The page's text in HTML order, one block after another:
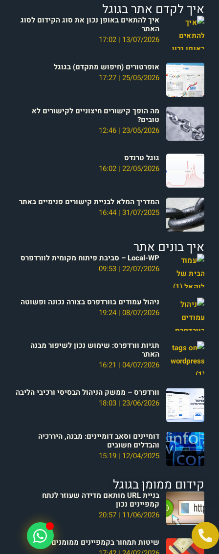
איך לקדם אתר בגוגל
איך להתאים באופן נכון את סוג הקידום לסוג
האתר
13/07/2026
אופרטורים (חיפוש מתקדם) בגוגל
25/05/2026
מה הופך קישורים חיצוניים לקישורים לא
טובים?
23/05/2026
גוגל טרנדס
22/05/2026
המדריך המלא לבניית קישורים פנימיים באתר
31/07/2025
איך בונים אתר
Local-WP – סביבת פיתוח מקומית לוורדפרס
22/07/2026
ניהול עמודים בוורדפרס בצורה נכונה ופשוטה
08/07/2026
תגיות וורדפרס: שימוש נכון לשיפור מבנה
האתר
04/07/2026
וורדפרס – ממשק הניהול הבסיסי ורכיבי הליבה
23/06/2026
דומיינים וסאב דומיינים: מבנה, היררכיה
והבדלים חשובים
12/04/2025
קידום ממומן בגוגל
בניית URL מותאם מדידה שעוזר לנתח
קמפיינים נכון
11/06/2026
שיטות תמחור בקמפיינים ממומנים בגוגל